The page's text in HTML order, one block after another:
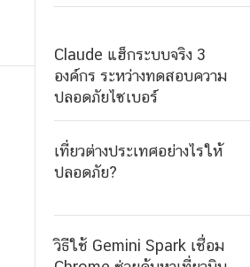
Claude แฮ็กระบบจริง 3
องค์กร ระหว่างทดสอบความ
ปลอดภัยไซเบอร์
เที่ยวต่างประเทศอย่างไรให้
ปลอดภัย?
วิธีใช้ Gemini Spark เชื่อม